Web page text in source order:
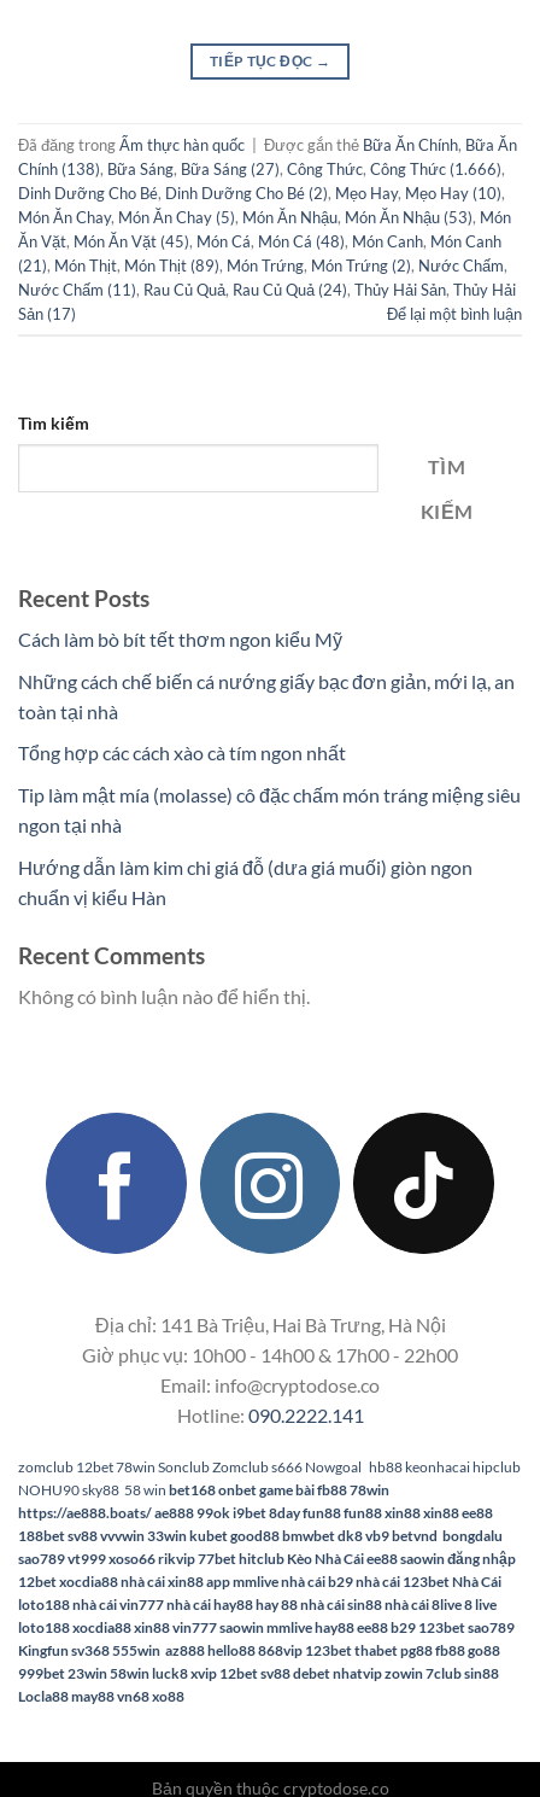
TIẾP TỤC ĐỌC →
Đã đăng trongẨm thực hàn quốc Được gắn thẻ Bữa Ăn Chính, Bữa Ăn
Chính (138), Bữa Sáng, Bữa Sáng (27), Công Thức, Công Thức (1.666),
Dinh Dưỡng Cho Bé, Dinh Dưỡng Cho Bé (2), Mẹo Hay, Mẹo Hay (10),
Món Ăn Chay, Món Ăn Chay (5), Món Ăn Nhậu, Món Ăn Nhậu (53), Món
Ăn Vặt, Món Ăn Vặt (45), Món Cá, Món Cá (48), Món Canh, Món Canh
(21), Món Thịt, Món Thịt (89), Món Trứng, Món Trứng (2), Nước Chấm,
Nước Chấm (11), Rau Củ Quả, Rau Củ Quả (24), Thủy Hải Sản, Thủy Hải
Sản (17)
Để lại một bình luận
Tìm kiếm
TÌM
KIẾM
Recent Posts
Cách làm bò bít tết thơm ngon kiểu Mỹ
Những cách chế biến cá nướng giấy bạc đơn giản, mới lạ, an
toàn tại nhà
Tổng hợp các cách xào cà tím ngon nhất
Tip làm mật mía (molasse) cô đặc chấm món tráng miệng siêu
ngon tại nhà
Hướng dẫn làm kim chi giá đỗ (dưa giá muối) giòn ngon
chuẩn vị kiểu Hàn
Recent Comments
Không có bình luận nào để hiển thị.
Địa chỉ: 141 Bà Triệu, Hai Bà Trưng, Hà Nội
Giờ phục vụ: 10h00 - 14h00 & 17h00 - 22h00
Email: info@cryptodose.co
Hotline: 090.2222.141
zomclub 12bet78win SonclubZomclubs666 Nowgoal hb88 keonhacaihipclub
NOHU90sky88 58 win bet168onbetgame bàifb8878win
https://ae888.boats/ae88899ok i9bet8dayfun88fun88xin88xin88ee88
188betsv88vvvwin33winkubetgood88bmwbetdk8vb9betvnd bongdalu
sao789vt999xoso66rikvip77bethitclub Kèo Nhà Cáiee88saowinđăng nhập
12betxocdia88nhà cái xin88app mmlivenhà cái b29nhà cái 123betNhà Cái
loto188nhà cái vin777nhà cái hay88hay 88nhà cái sin88nhà cái 8live8 live
loto188xocdia88xin88vin777saowinmmlivehay88ee88b29 123betsao789
Kingfunsv368555win az888hello88868vip 123betthabetpg88fb88go88
999bet 23win58win luck8xvip 12betsv88debetnhatvipzowin7clubsin88
Locla88may88vn68xo88
Bản quyền thuộc cryptodose.co